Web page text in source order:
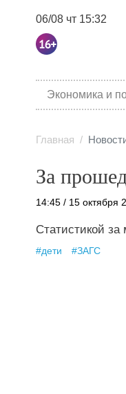
06/08 чт 15:32
category
Экономика и
Главная
За
14:45 / 15 октября
Статистикой
#дети #ЗАГС